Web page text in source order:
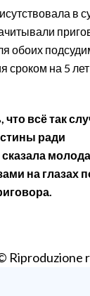
в
обоих
сроком на 5
всё так
ради
на глазах
Riproduzione